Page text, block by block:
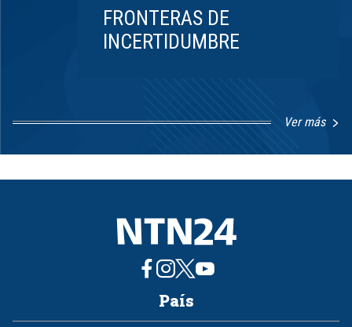
FRONTERAS DE
INCERTIDUMBRE
Ver más
1
8
País